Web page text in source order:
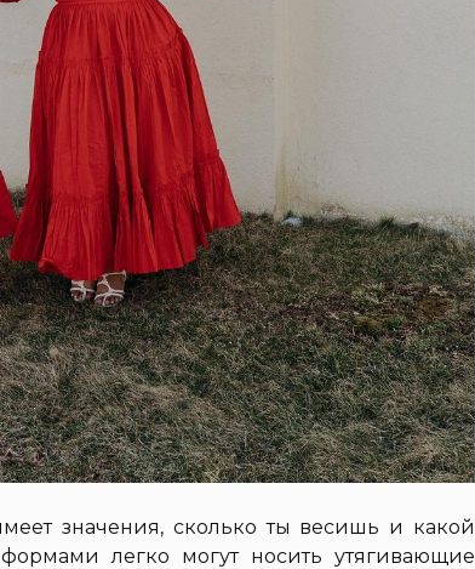
значения, сколько ты весишь и какой
легко могут носить утягивающие